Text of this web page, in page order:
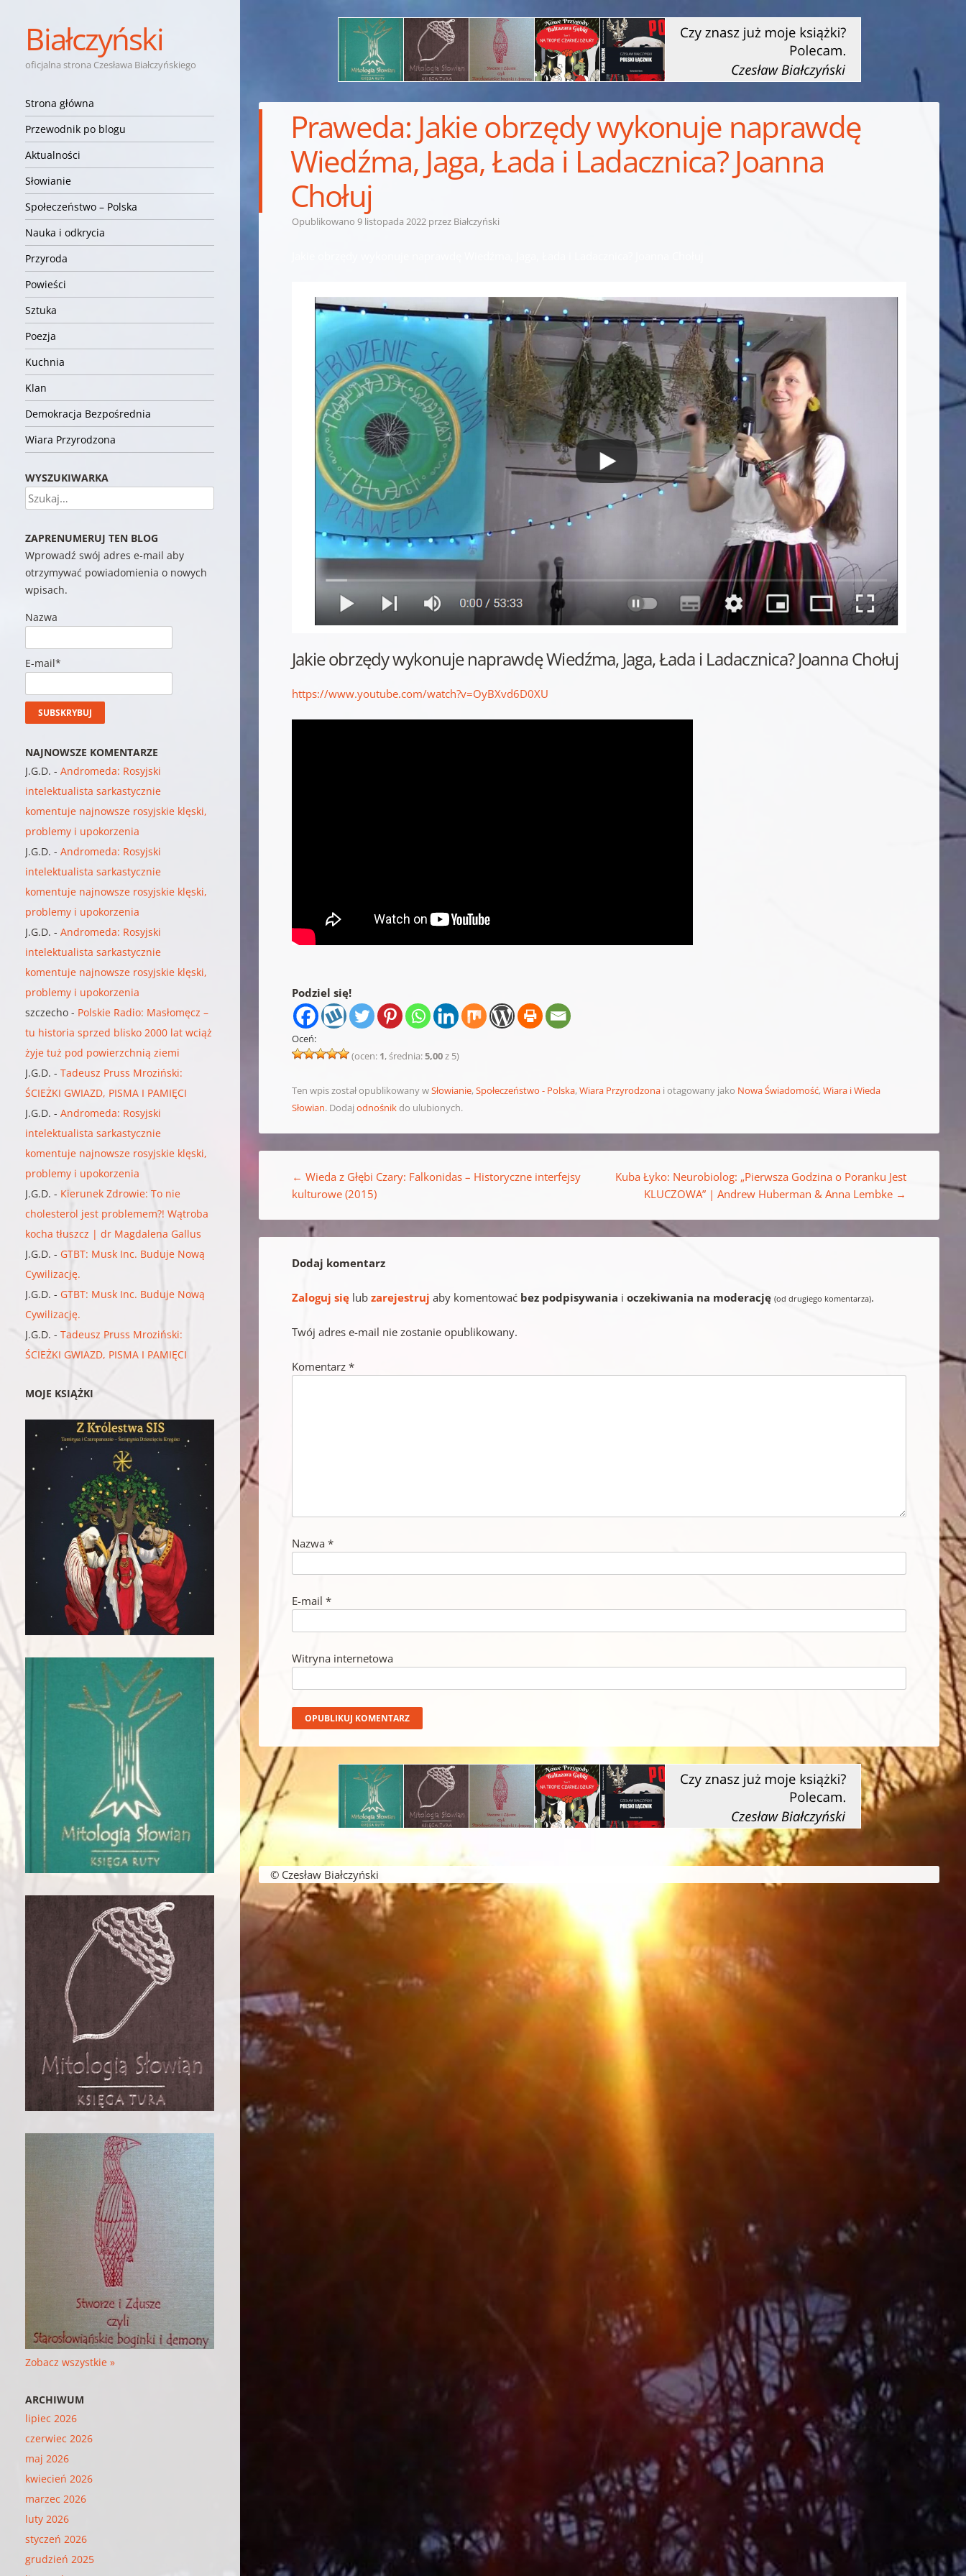
Białczyński
oficjalna strona Czesława Białczyńskiego
Nawigacja
Przejdź do treści
Strona główna
Przewodnik po blogu
Aktualności
Słowianie
Społeczeństwo – Polska
Nauka i odkrycia
Przyroda
Powieści
Sztuka
Poezja
Kuchnia
Klan
Demokracja Bezpośrednia
Wiara Przyrodzona
Praweda: Jakie obrzędy wykonuje naprawdę
Wiedźma, Jaga, Łada i Ladacznica? Joanna
Chołuj
Opublikowano9 listopada 2022 przez Białczyński
Jakie obrzędy wykonuje naprawdę Wiedźma, Jaga, Łada i Ladacznica? Joanna Chołuj
https://www.youtube.com/watch?v=OyBXvd6D0XU
Podziel się!
Oceń:
(ocen: 1, średnia:5,00z 5)
Ten wpis został opublikowany wSłowianie,Społeczeństwo - Polska,Wiara Przyrodzona i otagowany jako Nowa Świadomość,Wiara i Wieda
Słowian. Dodajodnośnikdo ulubionych.
← Wieda z Głębi Czary: Falkonidas – Historyczne interfejsy
kulturowe (2015)
Kuba Łyko: Neurobiolog: „Pierwsza Godzina o Poranku Jest
KLUCZOWA” | Andrew Huberman & Anna Lembke →
Dodaj komentarz
Zaloguj się lubzarejestruj aby komentować bez podpisywania ioczekiwania na moderację (od drugiego komentarza).
Twój adres e-mail nie zostanie opublikowany.
Komentarz*
Nazwa*
E-mail*
Witryna internetowa
WYSZUKIWARKA
Szukaj
ZAPRENUMERUJ TEN BLOG
Wprowadź swój adres e-mail aby
otrzymywać powiadomienia o nowych
wpisach.
Nazwa
E-mail*
NAJNOWSZE KOMENTARZE
J.G.D. -Andromeda: Rosyjski
intelektualista sarkastycznie
komentuje najnowsze rosyjskie klęski,
problemy i upokorzenia
J.G.D. -Andromeda: Rosyjski
intelektualista sarkastycznie
komentuje najnowsze rosyjskie klęski,
problemy i upokorzenia
J.G.D. -Andromeda: Rosyjski
intelektualista sarkastycznie
komentuje najnowsze rosyjskie klęski,
problemy i upokorzenia
szczecho - Polskie Radio: Masłomęcz –
tu historia sprzed blisko 2000 lat wciąż
żyje tuż pod powierzchnią ziemi
J.G.D. -Tadeusz Pruss Mroziński:
ŚCIEŻKI GWIAZD, PISMA I PAMIĘCI
J.G.D. -Andromeda: Rosyjski
intelektualista sarkastycznie
komentuje najnowsze rosyjskie klęski,
problemy i upokorzenia
J.G.D. - Kierunek Zdrowie: To nie
cholesterol jest problemem?! Wątroba
kocha tłuszcz | dr Magdalena Gallus
J.G.D. - GTBT: Musk Inc. Buduje Nową
Cywilizację.
J.G.D. - GTBT: Musk Inc. Buduje Nową
Cywilizację.
J.G.D. -Tadeusz Pruss Mroziński:
ŚCIEŻKI GWIAZD, PISMA I PAMIĘCI
MOJE KSIĄŻKI
Zobacz wszystkie »
ARCHIWUM
lipiec 2026
czerwiec 2026
maj 2026
kwiecień 2026
marzec 2026
luty 2026
styczeń 2026
grudzień 2025
© Czesław Białczyński